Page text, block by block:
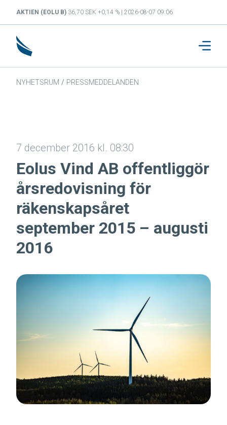
AKTIEN (EOLU B) 36,70 SEK +0,14 % | 2026-08-07 09:06
NYHETSRUM / PRESSMEDDELANDEN
7 december 2016 kl. 08:30
Eolus Vind AB offentliggör
årsredovisning för
räkenskapsåret
september 2015 – augusti
2016